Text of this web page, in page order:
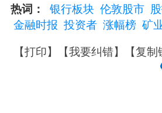
热词： 银行板块 伦敦股市
金融时报 投资者 涨幅榜 矿
【打印】【我要纠错】【复制